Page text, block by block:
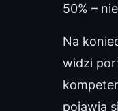
50% –
Na
widzi
pojawia